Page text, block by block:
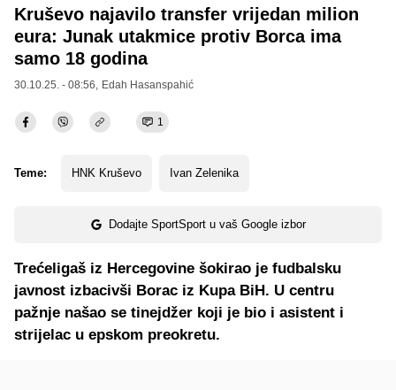
Kruševo najavilo transfer vrijedan milion
eura: Junak utakmice protiv Borca ima
samo 18 godina
30.10.25. - 08:56, Edah Hasanspahić
1
Teme: HNK Kruševo Ivan Zelenika
Dodajte SportSport u vaš Google izbor
Trećeligaš iz Hercegovine šokirao je fudbalsku
javnost izbacivši Borac iz Kupa BiH. U centru
pažnje našao se tinejdžer koji je bio i asistent i
strijelac u epskom preokretu.